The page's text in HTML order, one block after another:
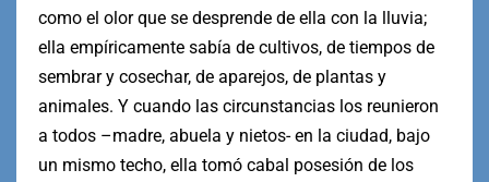
como el olor que se desprende de ella con la lluvia;
ella empíricamente sabía de cultivos, de tiempos de
sembrar y cosechar, de aparejos, de plantas y
animales. Y cuando las circunstancias los reunieron
a todos –madre, abuela y nietos- en la ciudad, bajo
un mismo techo, ella tomó cabal posesión de los